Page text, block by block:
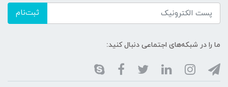
ثبت‌نام
ما را در شبکه‌های اجتماعی دنبال کنید: